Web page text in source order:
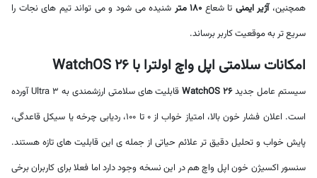
همچنین،آژیر ایمنی تا شعاع 180 متر
شنیده می شود و می تواند تیم های نجات را
سریع تر به موقعیت کاربر برساند.
امکانات سلامتی اپل واچ اولترا با WatchOS 26
سیستم عامل جدیدWatchOS 26
قابلیت های سلامتی ارزشمندی به Ultra 3 آورده
است. اعلان فشار خون بالا، امتیاز خواب از 0 تا 100، ردیابی چرخه یا سیکل قاعدگی،
پایش خواب و تحلیل دقیق تر علائم حیاتی از جمله ی این قابلیت های تازه هستند.
سنسور اکسیژن خون اپل واچ هم در این نسخه وجود دارد اما فعلا برای کاربران برخی